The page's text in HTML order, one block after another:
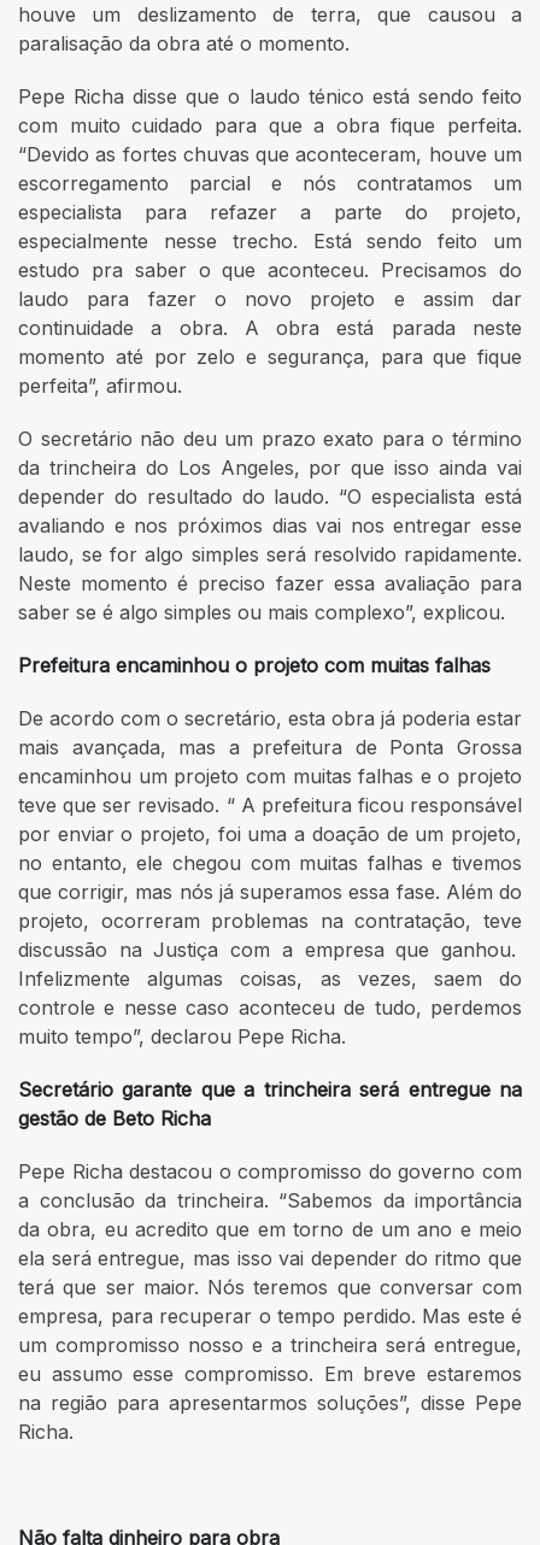
houve um deslizamento de terra, que causou a
paralisação da obra até o momento.
Pepe Richa disse que o laudo ténico está sendo feito
com muito cuidado para que a obra fique perfeita.
“Devido as fortes chuvas que aconteceram, houve um
escorregamento parcial e nós contratamos um
especialista para refazer a parte do projeto,
especialmente nesse trecho. Está sendo feito um
estudo pra saber o que aconteceu. Precisamos do
laudo para fazer o novo projeto e assim dar
continuidade a obra. A obra está parada neste
momento até por zelo e segurança, para que fique
perfeita”, afirmou.
O secretário não deu um prazo exato para o término
da trincheira do Los Angeles, por que isso ainda vai
depender do resultado do laudo. “O especialista está
avaliando e nos próximos dias vai nos entregar esse
laudo, se for algo simples será resolvido rapidamente.
Neste momento é preciso fazer essa avaliação para
saber se é algo simples ou mais complexo”, explicou.
Prefeitura encaminhou o projeto com muitas falhas
De acordo com o secretário, esta obra já poderia estar
mais avançada, mas a prefeitura de Ponta Grossa
encaminhou um projeto com muitas falhas e o projeto
teve que ser revisado. “ A prefeitura ficou responsável
por enviar o projeto, foi uma a doação de um projeto,
no entanto, ele chegou com muitas falhas e tivemos
que corrigir, mas nós já superamos essa fase. Além do
projeto, ocorreram problemas na contratação, teve
discussão na Justiça com a empresa que ganhou.
Infelizmente algumas coisas, as vezes, saem do
controle e nesse caso aconteceu de tudo, perdemos
muito tempo”, declarou Pepe Richa.
Secretário garante que a trincheira será entregue na
gestão de Beto Richa
Pepe Richa destacou o compromisso do governo com
a conclusão da trincheira. “Sabemos da importância
da obra, eu acredito que em torno de um ano e meio
ela será entregue, mas isso vai depender do ritmo que
terá que ser maior. Nós teremos que conversar com
empresa, para recuperar o tempo perdido. Mas este é
um compromisso nosso e a trincheira será entregue,
eu assumo esse compromisso. Em breve estaremos
na região para apresentarmos soluções”, disse Pepe
Richa.
Não falta dinheiro para obra